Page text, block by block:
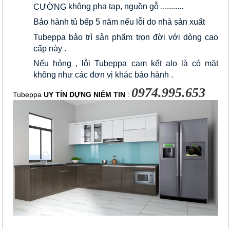
CƯỜNG không pha tạp, nguồn gỗ ...........
Bảo hành tủ bếp 5 năm nếu lỗi do nhà sản xuất
Tubeppa bảo trì sản phẩm trọn đời với dòng cao
cấp này .
Nếu hỏng , lỗi Tubeppa cam kết alo là có mặt
không như các đơn vị khác bảo hành .
Tubeppa UY TÍN DỰNG NIỀM TIN : 0974.995.653